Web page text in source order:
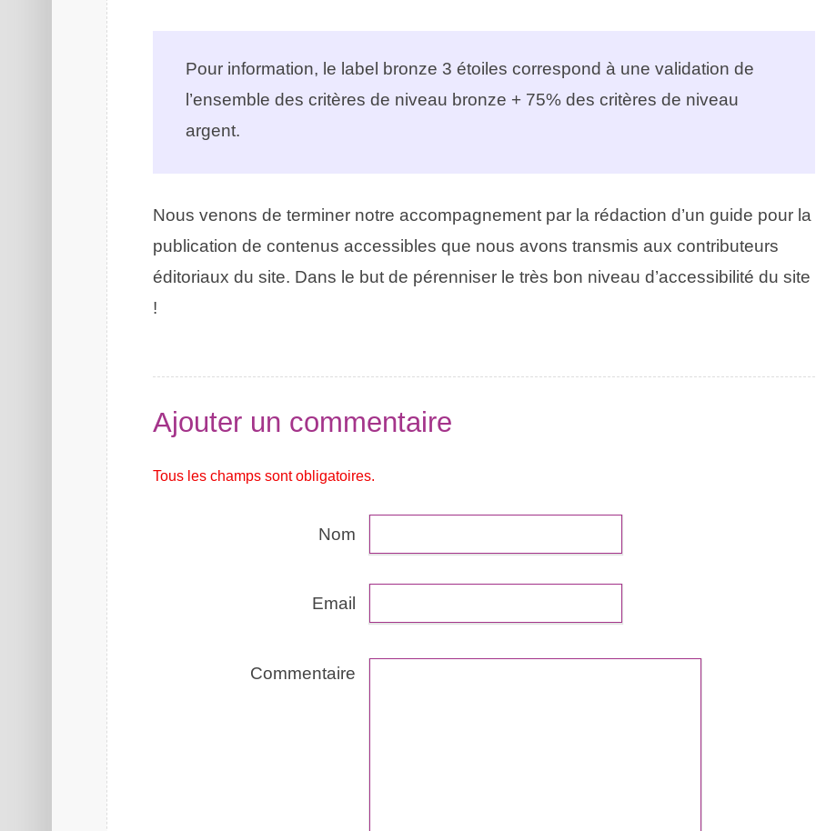
Pour information, le label bronze 3 étoiles correspond à une validation de
l’ensemble des critères de niveau bronze + 75% des critères de niveau
argent.
Nous venons de terminer notre accompagnement par la rédaction d’un guide pour la
publication de contenus accessibles que nous avons transmis aux contributeurs
éditoriaux du site. Dans le but de pérenniser le très bon niveau d’accessibilité du site
!
Ajouter un commentaire
Tous les champs sont obligatoires.
Nom
Email
Commentaire